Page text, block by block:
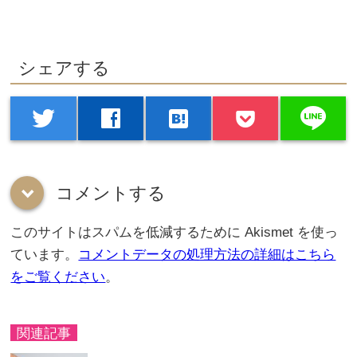
シェアする
twitter facebook hatenabookmark line
down コメントする
このサイトはスパムを低減するために Akismet を使っ
ています。 コメントデータの処理方法の詳細はこちら
をご覧ください。
関連記事